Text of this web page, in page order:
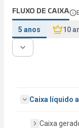
FLUXO DE CAIXA
5 anos 10
Caixa líquido
Caixa